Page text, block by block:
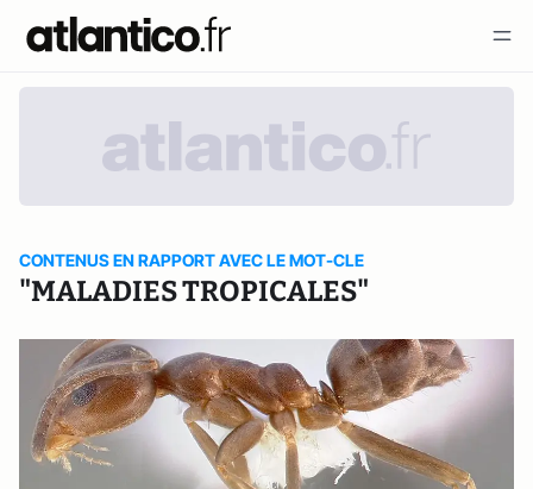
CONTENUS EN RAPPORT AVEC LE MOT-CLE
"MALADIES TROPICALES"